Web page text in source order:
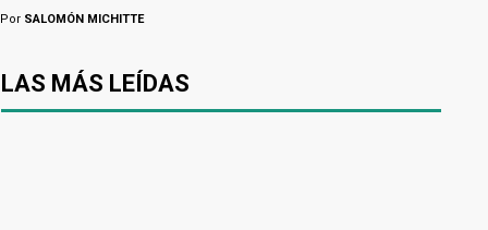
Por SALOMÓN MICHITTE
LAS MÁS LEÍDAS